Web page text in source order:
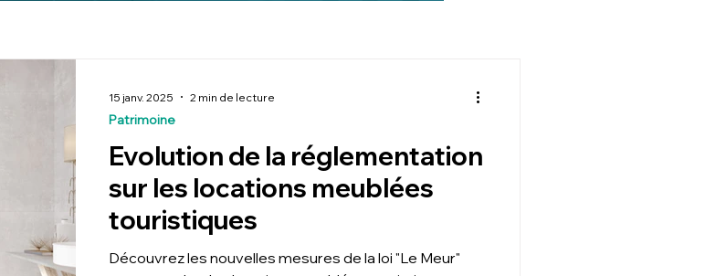
Evolution de la réglementation
sur les locations meublées
touristiques
Découvrez les nouvelles mesures de la loi "Le Meur"
Patrimoine
15 janv. 2025 2 min de lecture